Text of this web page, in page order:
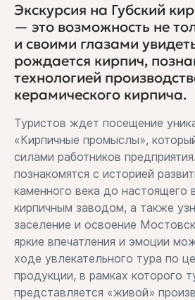
Экскурсия на Губский
— это возможность не
и своими глазами
рождается кирпич,
технологией
керамического кирпича.
Туристов ждет посещение
«Кирпичные промыслы»,
силами работников
познакомятся с историей
каменного века до настоящего
кирпичным заводом, а также
заселение и освоение
яркие впечатления и эмоции
ходе увлекательного тура по
продукции, в рамках которого
представляется «живой»